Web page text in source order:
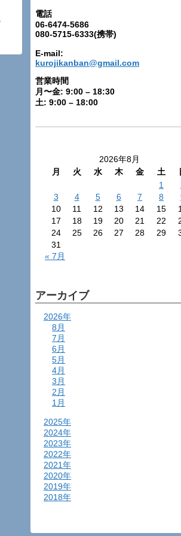
電話
06-6474-5686
080-5715-6333(携帯)
E-mail:
kurojikanban@gmail.com
営業時間
月〜金: 9:00 – 18:30
土: 9:00 – 18:00
2026年8月
月
火 水 木 金 土
1
3
4 5 6 7 8
10
11 12 13 14 15
17
18 19 20 21 22
24
25 26 27 28 29
31
« 7月
アーカイブ
2026年
8月
7月
6月
5月
4月
3月
2月
1月
2025年
2024年
2023年
2022年
2021年
2020年
2019年
2018年